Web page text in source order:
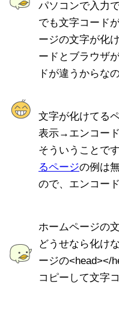
パソコンで入力
でも文字コード
ージの文字が化
ードとブラウザ
ドが違うからなの
文字が化けてる
表示→エンコード
そういうことで
るページの例は
ので、エンコー
ホームページの
どうせなら化け
ージの<head></
コピーして文字